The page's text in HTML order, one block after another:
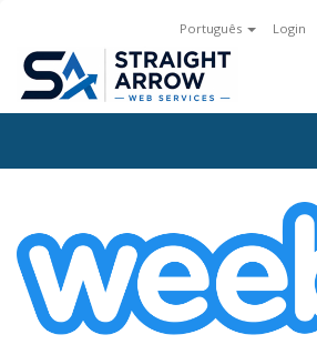
Português Login